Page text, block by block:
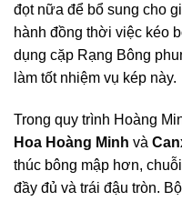
đọt nữa để bổ sung cho
hành đồng thời việc kéo
dụng cặp Rạng Bông
làm tốt nhiệm vụ kép này.
Trong quy trình Hoàng
Hoa Hoàng Minh và
thúc bông mập hơn,
đầy đủ và trái đậu tròn.